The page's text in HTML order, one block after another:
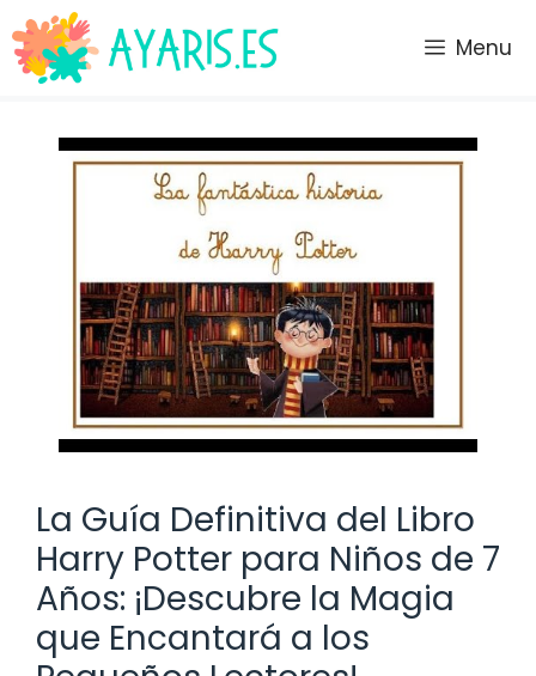
Saltar
al
contenido
Menu
La Guía Definitiva del Libro
Harry Potter para Niños de 7
Años: ¡Descubre la Magia
que Encantará a los